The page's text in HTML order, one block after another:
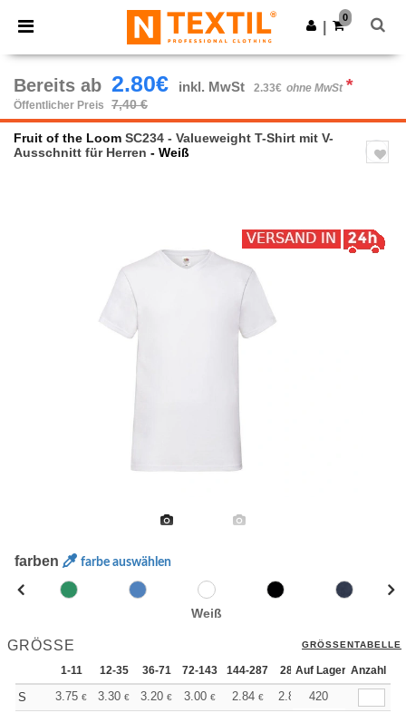
× Ntextil App
Bessere Preise in der App!
App holen
0
Bereits ab 2.80€ inkl. MwSt 2.33€ ohne MwSt *
Öffentlicher Preis 7,40 €
Fruit of the Loom SC234 - Valueweight T-Shirt mit V-
Ausschnitt für Herren - Weiß
farben farbe auswählen
Weiß
GRÖSSE GRÖSSENTABELLE
1-11 12-35 36-71 72-143 144-287 288 + Mehr
Auf Lager Anzahl
S 3.75 € 3.30 € 3.20 € 3.00 € 2.84 € 2.80 €420